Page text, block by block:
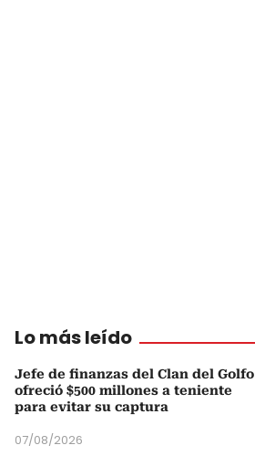
Lo más leído
Jefe de finanzas del Clan del Golfo
ofreció $500 millones a teniente
para evitar su captura
07/08/2026